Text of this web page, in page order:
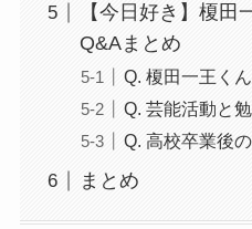
【今日好き】榎田
Q&Aまとめ
Q. 榎田一王く
Q. 芸能活動と
Q. 高校卒業後
まとめ